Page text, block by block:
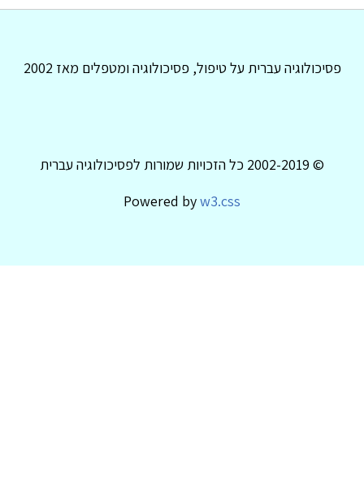
פסיכולוגיה עברית על טיפול, פסיכולוגיה ומטפלים מאז 2002
© 2002-2019 כל הזכויות שמורות לפסיכולוגיה עברית
Powered byw3.css